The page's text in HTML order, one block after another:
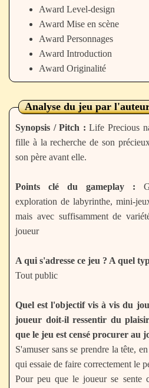
Award Level-design
Award Mise en scène
Award Personnages
Award Introduction
Award Originalité
Analyse du jeu par
Synopsis / Pitch :
fille à la recherche de son
son père avant elle.
Points clé du gameplay :
exploration de labyrinthe, mini-
mais avec suffisamment de
joueur
A qui s'adresse ce jeu ? A quel
Tout public
Quel est l'objectif vis à vis du
joueur doit-il ressentir du
que le jeu est censé procurer au
S'amuser sans se prendre la tête,
qui essaie de faire correctement le
Pour peu que le joueur se sente